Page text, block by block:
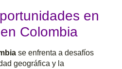
en
Colombia
se enfrenta a desafíos
geográfica y la